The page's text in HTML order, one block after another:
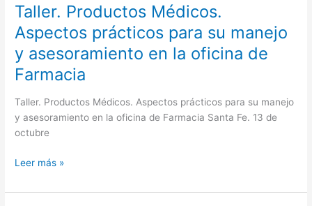
y
29
de
setiembre
Taller. Productos Médicos.
Aspectos prácticos para su manejo
y asesoramiento en la oficina de
Farmacia
Taller. Productos Médicos. Aspectos prácticos para su manejo
y asesoramiento en la oficina de Farmacia Santa Fe. 13 de
octubre
Taller.
Productos
Médicos.
Aspectos
prácticos
su
manejo
y
en
oficina
Leer más »